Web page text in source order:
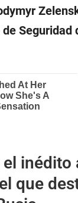
de
inédito
que